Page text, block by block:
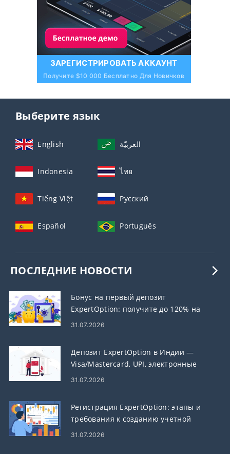
ЗАРЕГИСТРИРОВАТЬ АККАУНТ
Получите $10 000 Бесплатно Для Новичков
Выберите язык
English العربيّة
Indonesia ไทย
Tiếng Việt Русский
Español Português
ПОСЛЕДНИЕ НОВОСТИ
Бонус на первый депозит
ExpertOption: получите до 120% на
свой депозит
31.07.2026
Депозит ExpertOption в Индии —
Visa/Mastercard, UPI, электронные
платежи и криптовалюта
31.07.2026
Регистрация ExpertOption: этапы и
требования к созданию учетной
записи
31.07.2026